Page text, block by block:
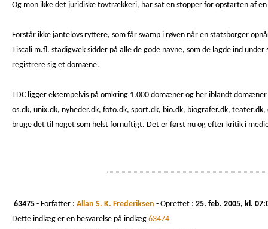
Og mon ikke det juridiske tovtrækkeri, har sat en stopper for opstarten af
Forstår ikke jantelovs ryttere, som får svamp i røven når en statsborger
Tiscali m.fl. stadigvæk sidder på alle de gode navne, som de lagde ind
registrere sig et domæne.
TDC ligger eksempelvis på omkring 1.000 domæner og her iblandt
os.dk, unix.dk, nyheder.dk, foto.dk, sport.dk, bio.dk, biografer.dk,
bruge det til noget som helst fornuftigt. Det er først nu og efter kritik i
63475 - Forfatter : Allan S. K. Frederiksen - Oprettet : 25. feb. 2005, kl.
Dette indlæg er en besvarelse på indlæg 63474